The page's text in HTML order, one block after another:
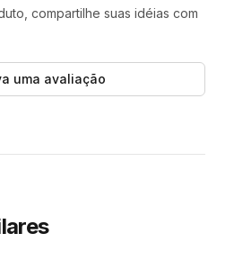
compartilhe suas idéias com
uma avaliação